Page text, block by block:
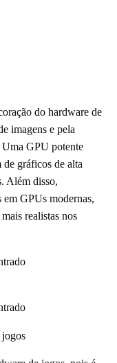
do hardware de
imagens e pela
Uma GPU potente
gráficos de alta
Além disso,
GPUs modernas,
realistas nos